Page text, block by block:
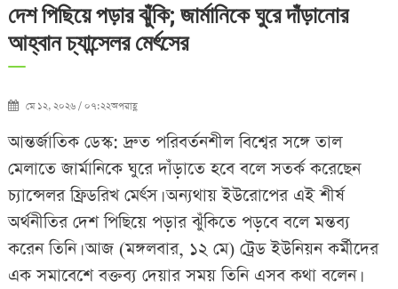
দেশ পিছিয়ে পড়ার ঝুঁকি; জার্মানিকে ঘুরে দাঁড়ানোর
আহ্বান চ্যান্সেলর মের্ৎসের
মে ১২, ২০২৬ / ০৭:২২অপরাহ্ণ
আন্তর্জাতিক ডেস্ক: দ্রুত পরিবর্তনশীল বিশ্বের সঙ্গে তাল
মেলাতে জার্মানিকে ঘুরে দাঁড়াতে হবে বলে সতর্ক করেছেন
চ্যান্সেলর ফ্রিডরিখ মের্ৎস। অন্যথায় ইউরোপের এই শীর্ষ
অর্থনীতির দেশ পিছিয়ে পড়ার ঝুঁকিতে পড়বে বলে মন্তব্য
করেন তিনি। আজ (মঙ্গলবার, ১২ মে) ট্রেড ইউনিয়ন কর্মীদের
এক সমাবেশে বক্তব্য দেয়ার সময় তিনি এসব কথা বলেন।